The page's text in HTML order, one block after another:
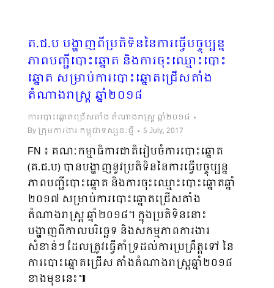
គ.ជ.ប បង្ហាញពីប្រតិទិន​នៃ​ការ​ធ្វើ​បច្ចុប្បន្ន​
ភាព​បញ្ជី​បោះ​ឆ្នោត​ និង​ការ​ចុះ​ឈ្មោះ​បោះ​
ឆ្នោត សម្រាប់ការបោះឆ្នោតជ្រើសតាំង
តំណាងរាស្ត្រ ឆ្នាំ២០១៨
ការបោះឆ្នោតជ្រើសតាំង តំណាងរាស្ត្រ ឆ្នាំ២០១៨
By ក្រុមការងារ កម្ពុជាទស្សនៈថ្មី 5 July, 2017
FN ៖ គណៈកម្មាធិការជាតិរៀបចំការបោះឆ្នោត
(គ.ជ.ប) បានបង្ហាញនូវប្រតិទិន​នៃ​ការ​ធ្វើ​បច្ចុប្បន្ន​
ភាព​បញ្ជី​បោះ​ឆ្នោត​ និង​ការ​ចុះ​ឈ្មោះ​បោះ​ឆ្នោត​ឆ្នាំ​
២០១៧ សម្រាប់ការបោះឆ្នោតជ្រើសតាំង
តំណាងរាស្ត្រ ឆ្នាំ២០១៨។ ក្នុងប្រតិទិននោះ
បង្ហាញពីកាលបរិច្ឆេទ និងសកម្មភាពការងារ
សំខាន់ៗ ដែលត្រូវធ្វើគាំទ្រដល់ការប្រព្រឹត្តទៅ នៃ
ការបោះឆ្នោតជ្រើស តាំងតំណាងរាស្ត្រឆ្នាំ២០១៨
ខាងមុខនេះ៕